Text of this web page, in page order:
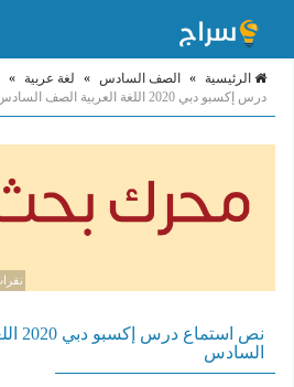
الرئيسية » الصف السادس » لغة عربية »
درس إكسبو دبي 2020 اللغة العربية الصف السادس
نقرات: 616798 /
نص
السادس